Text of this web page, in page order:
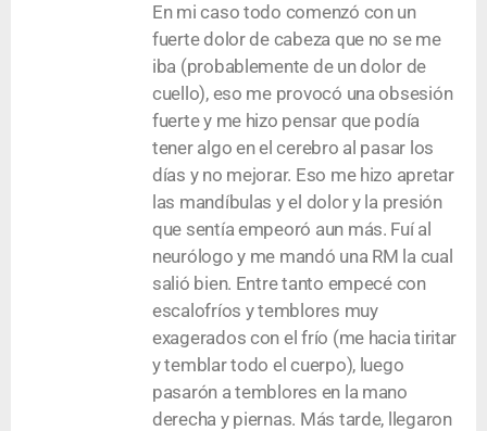
En mi caso todo comenzó con un
fuerte dolor de cabeza que no se me
iba (probablemente de un dolor de
cuello), eso me provocó una obsesión
fuerte y me hizo pensar que podía
tener algo en el cerebro al pasar los
días y no mejorar. Eso me hizo apretar
las mandíbulas y el dolor y la presión
que sentía empeoró aun más. Fuí al
neurólogo y me mandó una RM la cual
salió bien. Entre tanto empecé con
escalofríos y temblores muy
exagerados con el frío (me hacia tiritar
y temblar todo el cuerpo), luego
pasarón a temblores en la mano
derecha y piernas. Más tarde, llegaron